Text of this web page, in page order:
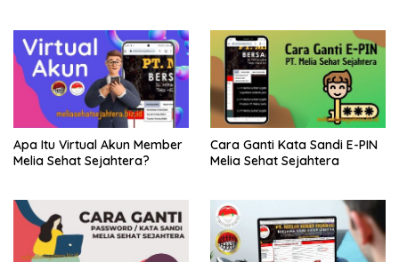
Apa Itu Virtual Akun Member
Melia Sehat Sejahtera?
Cara Ganti Kata Sandi E-PIN
Melia Sehat Sejahtera